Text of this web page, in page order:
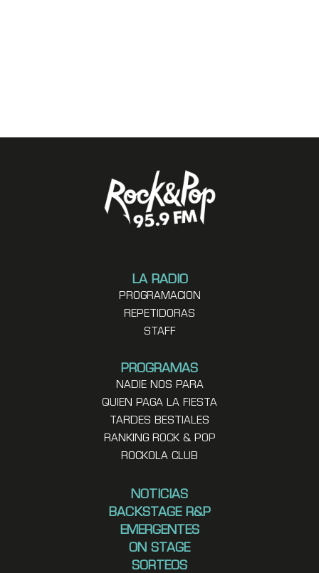
LA RADIO
PROGRAMACION
REPETIDORAS
STAFF
PROGRAMAS
NADIE NOS PARA
QUIEN PAGA LA FIESTA
TARDES BESTIALES
RANKING ROCK & POP
ROCKOLA CLUB
NOTICIAS
BACKSTAGE R&P
EMERGENTES
ON STAGE
SORTEOS